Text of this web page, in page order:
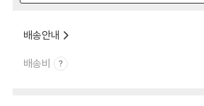
배송안내
배송비